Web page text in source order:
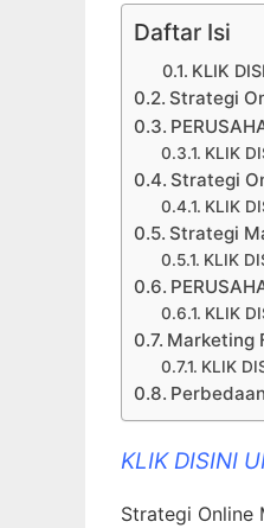
Daftar Isi
KLIK
Strategi
KLIK
Strategi
KLIK
Strategi
KLIK
KLIK
Marketing
KLIK
KLIK DISINI
Strategi Online